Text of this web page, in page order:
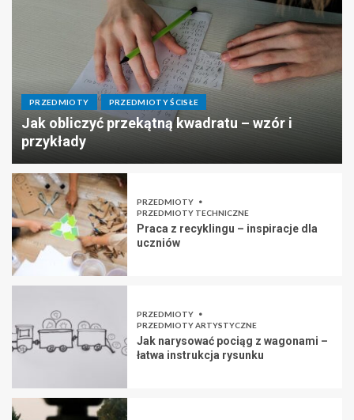
PRZEDMIOTY PRZEDMIOTY ŚCISŁE
Jak obliczyć przekątną kwadratu – wzór i
przykłady
PRZEDMIOTY
PRZEDMIOTY TECHNICZNE
Praca z recyklingu – inspiracje dla
uczniów
PRZEDMIOTY
PRZEDMIOTY ARTYSTYCZNE
Jak narysować pociąg z wagonami –
łatwa instrukcja rysunku